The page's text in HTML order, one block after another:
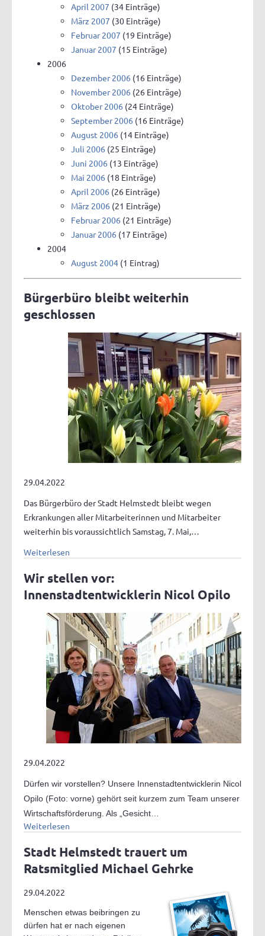
April 2007 (34 Einträge)
März 2007 (30 Einträge)
Februar 2007 (19 Einträge)
Januar 2007 (15 Einträge)
2006
Dezember 2006 (16 Einträge)
November 2006 (26 Einträge)
Oktober 2006 (24 Einträge)
September 2006 (16 Einträge)
August 2006 (14 Einträge)
Juli 2006 (25 Einträge)
Juni 2006 (13 Einträge)
Mai 2006 (18 Einträge)
April 2006 (26 Einträge)
März 2006 (21 Einträge)
Februar 2006 (21 Einträge)
Januar 2006 (17 Einträge)
2004
August 2004 (1 Eintrag)
Bürgerbüro bleibt weiterhin
geschlossen
29.04.2022
Das Bürgerbüro der Stadt Helmstedt bleibt wegen
Erkrankungen aller Mitarbeiterinnen und Mitarbeiter
weiterhin bis voraussichtlich Samstag, 7. Mai,…
Weiterlesen
Wir stellen vor:
Innenstadtentwicklerin Nicol Opilo
29.04.2022
Dürfen wir vorstellen? Unsere Innenstadtentwicklerin Nicol
Opilo (Foto: vorne) gehört seit kurzem zum Team unserer
Wirtschaftsförderung. Als „Gesicht…
Weiterlesen
Stadt Helmstedt trauert um
Ratsmitglied Michael Gehrke
29.04.2022
Menschen etwas beibringen zu
dürfen hat er nach eigenen